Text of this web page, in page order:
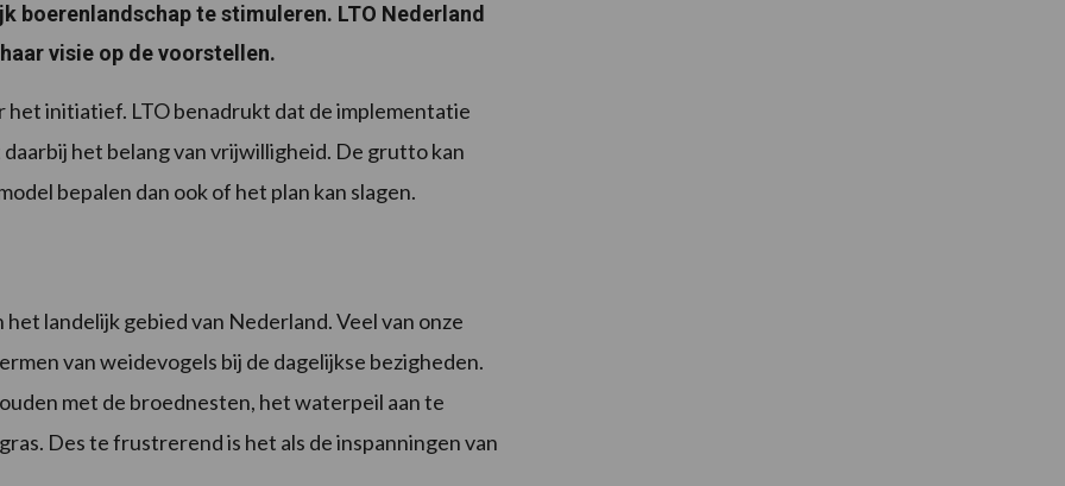
boerenlandschap te stimuleren. LTO Nederland
visie op de voorstellen.
het initiatief. LTO benadrukt dat de implementatie
het belang van vrijwilligheid. De grutto kan
bepalen dan ook of het plan kan slagen.
landelijk gebied van Nederland. Veel van onze
van weidevogels bij de dagelijkse bezigheden.
met de broednesten, het waterpeil aan te
Des te frustrerend is het als de inspanningen van